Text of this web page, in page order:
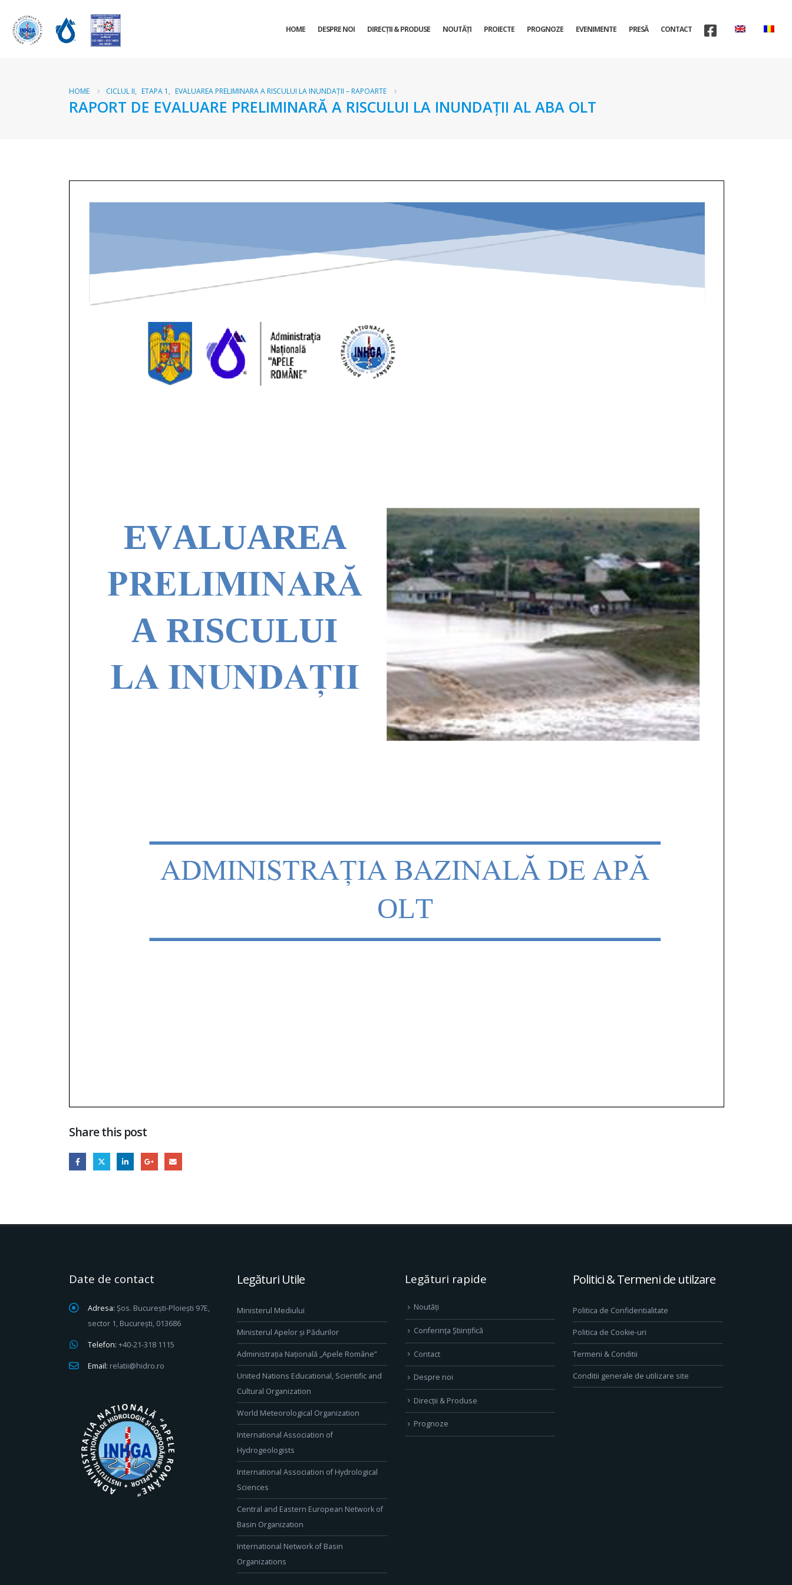
HOME DESPRE NOI DIRECŢII & PRODUSE NOUTĂȚI PROIECTE PROGNOZE EVENIMENTE PRESĂ CONTACT
HOME CICLUL II, ETAPA 1 , EVALUAREA PRELIMINARA A RISCULUI LA INUNDAȚII – RAPOARTE
RAPORT DE EVALUARE PRELIMINARĂ A RISCULUI LA INUNDAŢII AL ABA OLT
Share this post
Date de contact
Adresa: Șos. București-Ploiești 97E,
sector 1, București, 013686
Telefon: +40-21-318 1115
Email: relatii@hidro.ro
Legături Utile
Ministerul Mediului
Ministerul Apelor și Pădurilor
Administrația Națională „Apele Române”
United Nations Educational, Scientific and
Cultural Organization
World Meteorological Organization
International Association of
Hydrogeologists
International Association of Hydrological
Sciences
Central and Eastern European Network of
Basin Organization
International Network of Basin
Organizations
Legături rapide
Noutăți
Conferința Științifică
Contact
Despre noi
Direcţii & Produse
Prognoze
Politici & Termeni de utilzare
Politica de Confidentialitate
Politica de Cookie-uri
Termeni & Conditii
Conditii generale de utilizare site